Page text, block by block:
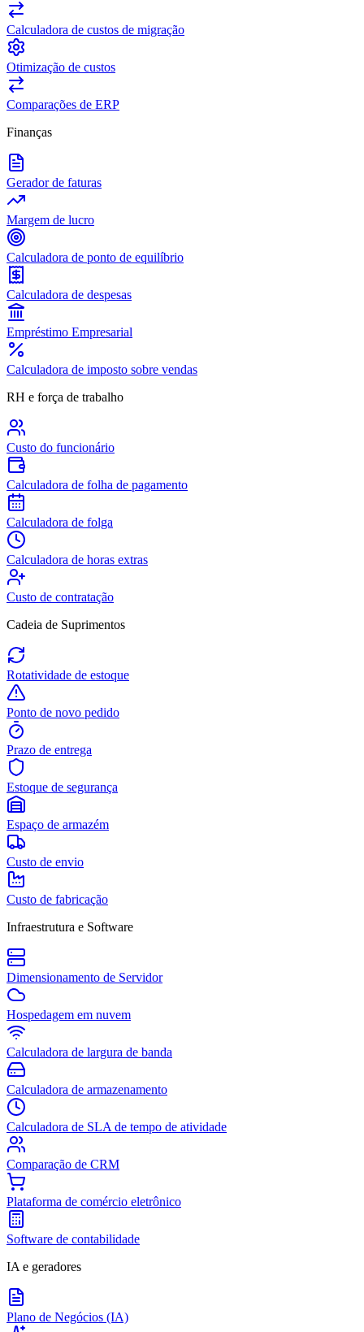
Calculadora de custos de migração
Otimização de custos
Comparações de ERP
Finanças
Gerador de faturas
Margem de lucro
Calculadora de ponto de equilíbrio
Calculadora de despesas
Empréstimo Empresarial
Calculadora de imposto sobre vendas
RH e força de trabalho
Custo do funcionário
Calculadora de folha de pagamento
Calculadora de folga
Calculadora de horas extras
Custo de contratação
Cadeia de Suprimentos
Rotatividade de estoque
Ponto de novo pedido
Prazo de entrega
Estoque de segurança
Espaço de armazém
Custo de envio
Custo de fabricação
Infraestrutura e Software
Dimensionamento de Servidor
Hospedagem em nuvem
Calculadora de largura de banda
Calculadora de armazenamento
Calculadora de SLA de tempo de atividade
Comparação de CRM
Plataforma de comércio eletrônico
Software de contabilidade
IA e geradores
Plano de Negócios (IA)